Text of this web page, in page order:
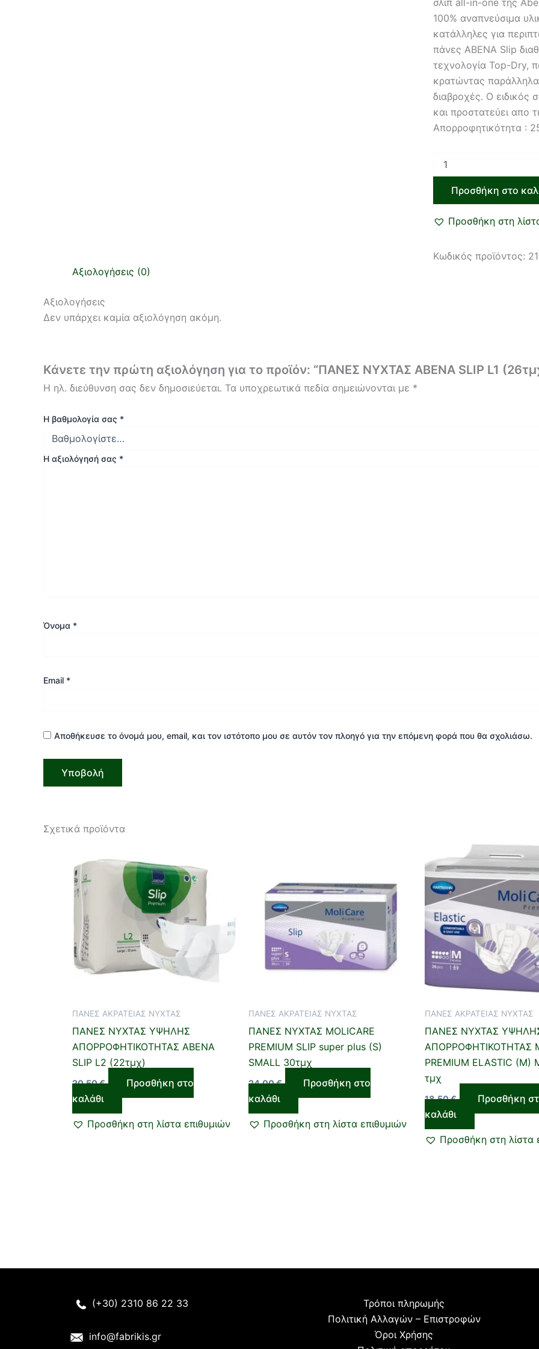
σλιπ all-in-one της
100% αναπνεύσιμα
κατάλληλες για
πάνες ABENA Slip
τεχνολογία Top-Dry,
κρατώντας
διαβροχές. Ο ειδικός
και προστατεύει απο
Απορροφητικότητα :
Προσθήκη στο
Προσθήκη στη
Κωδικός προϊόντος:
Αξιολογήσεις (0)
Αξιολογήσεις
Δεν υπάρχει καμία αξιολόγηση ακόμη.
Κάνετε την πρώτη αξιολόγηση για το προϊόν: “ΠΑΝΕΣ ΝΥΧΤΑΣ ABENA SLIP L1
Η ηλ. διεύθυνση σας δεν δημοσιεύεται. Τα υποχρεωτικά πεδία σημειώνονται με *
Η βαθμολογία σας *
Η αξιολόγησή σας *
Όνομα *
Email *
Αποθήκευσε το όνομά μου, email, και τον ιστότοπο μου σε αυτόν τον πλοηγό για την επόμενη φορά που θα σχολιάσω.
Σχετικά προϊόντα
ΠΑΝΕΣ ΑΚΡΑΤΕΙΑΣ ΝΥΧΤΑΣ
ΠΑΝΕΣ ΝΥΧΤΑΣ ΥΨΗΛΗΣ
ΑΠΟΡΡΟΦΗΤΙΚΟΤΗΤΑΣ ABENA
SLIP L2 (22τμχ)
20,50€
Προσθήκη στο
καλάθι
Προσθήκη στη λίστα επιθυμιών
ΠΑΝΕΣ ΑΚΡΑΤΕΙΑΣ ΝΥΧΤΑΣ
ΠΑΝΕΣ ΝΥΧΤΑΣ MOLICARE
PREMIUM SLIP super plus (S)
SMALL 30τμχ
24,00€
Προσθήκη στο
καλάθι
Προσθήκη στη λίστα επιθυμιών
ΠΑΝΕΣ ΑΚΡΑΤΕΙΑΣ ΝΥΧΤΑΣ
ΠΑΝΕΣ ΝΥΧΤΑΣ
ΑΠΟΡΡΟΦΗΤΙΚΟΤΗΤΑΣ
PREMΙUM ELASTIC (M)
τμχ
18,50€
Προσθήκη
καλάθι
Προσθήκη στη λίστα
(+30) 2310 86 22 33
info@fabrikis.gr
Τρόποι πληρωμής
Πολιτική Αλλαγών – Επιστροφών
Όροι Χρήσης